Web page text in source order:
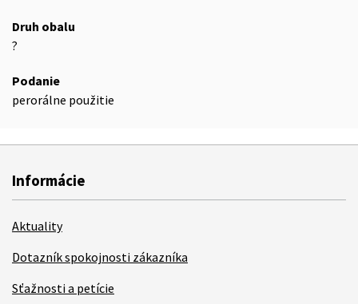
Druh obalu
?
Podanie
perorálne použitie
Informácie
Aktuality
Dotazník spokojnosti zákazníka
Sťažnosti a petície